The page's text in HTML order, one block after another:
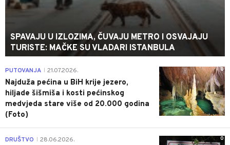
SPAVAJU U IZLOZIMA, ČUVAJU METRO I OSVAJAJU
TURISTE: MAČKE SU VLADARI ISTANBULA
0
PUTOVANJA 21.07.2026.
Najduža pećina u BiH krije jezero,
hiljade šišmiša i kosti pećinskog
medvjeda stare više od 20.000 godina
(Foto)
0
DRUŠTVO 28.06.2026.